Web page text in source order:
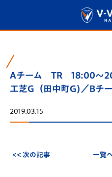
Aチーム TR 18:00～
工芝G（田中町G)／Bチ
2019.03.15
<< 次の記事 一覧